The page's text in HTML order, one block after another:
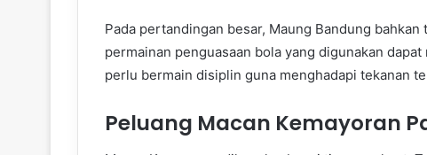
Pada pertandingan besar, Maung Bandung
permainan penguasaan bola yang digunakan
perlu bermain disiplin guna menghadapi tekanan
Peluang Macan Kemayoran